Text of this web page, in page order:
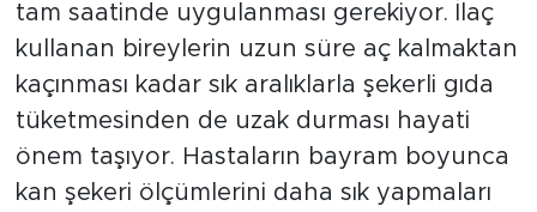
tam saatinde uygulanması gerekiyor. İlaç
kullanan bireylerin uzun süre aç kalmaktan
kaçınması kadar sık aralıklarla şekerli gıda
tüketmesinden de uzak durması hayati
önem taşıyor. Hastaların bayram boyunca
kan şekeri ölçümlerini daha sık yapmaları